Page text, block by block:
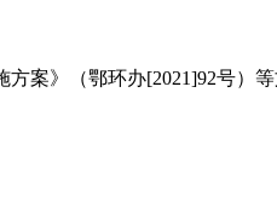
案》（鄂环办[2021]92号）